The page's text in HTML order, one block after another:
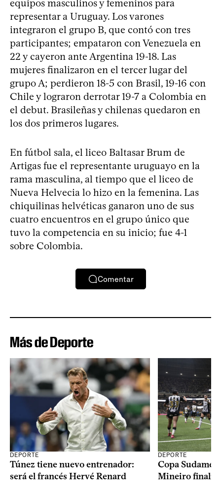
equipos masculinos y femeninos para
representar a Uruguay. Los varones
integraron el grupo B, que contó con tres
participantes; empataron con Venezuela en
22 y cayeron ante Argentina 19-18. Las
mujeres finalizaron en el tercer lugar del
grupo A; perdieron 18-5 con Brasil, 19-16 con
Chile y lograron derrotar 19-7 a Colombia en
el debut. Brasileñas y chilenas quedaron en
los dos primeros lugares.
En fútbol sala, el liceo Baltasar Brum de
Artigas fue el representante uruguayo en la
rama masculina, al tiempo que el liceo de
Nueva Helvecia lo hizo en la femenina. Las
chiquilinas helvéticas ganaron uno de sus
cuatro encuentros en el grupo único que
tuvo la competencia en su inicio; fue 4-1
sobre Colombia.
Comentar
Más de Deporte
DEPORTE
Túnez tiene nuevo entrenador:
será el francés Hervé Renard
DEPORTE
Copa
Mineiro